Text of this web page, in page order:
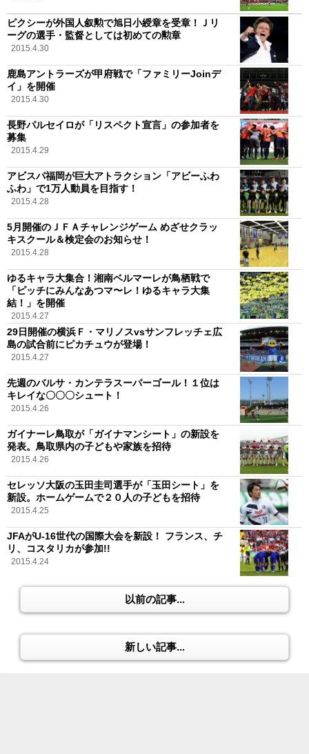
ピクシーが外国人叙勲で旭日小綬章を受章！Ｊリ
ーグの選手・監督としては初めての勲章
2015.4.30
鹿島アントラーズが甲府戦で「ファミリーJoinデ
イ」を開催
2015.4.30
長野パルセイロが「リスペクト宣言」の参加者を
募集
2015.4.29
アビスパ福岡が巨大アトラクション「アビーふわ
ふわ」で1万人動員を目指す！
2015.4.28
5月開催のＪＦＡチャレンジゲーム めざせクラッ
キスクール＆検定会のお知らせ！
2015.4.28
ゆるキャラ大集合！湘南ベルマーレが鳥栖戦で
「ピッチにみんなあつマ〜レ！ゆるキャラ大集
結！」を開催
2015.4.27
29日開催の横浜Ｆ・マリノスvsサンフレッチェ広
島の試合前にピカチュウが登場！
2015.4.27
先週のバルサ・カンテラスーパーゴール！１位は
キレイな〇〇〇シュート！
2015.4.26
ガイナーレ鳥取が「ガイナマンシート」の新設を
発表。鳥取県内の子どもや家族を招待
2015.4.26
セレッソ大阪の玉田圭司選手が「玉田シート」を
新設。ホームゲームで２０人の子どもを招待
2015.4.25
JFAがU-16世代の国際大会を新設！ フランス、チ
リ、コスタリカが参加!!
2015.4.24
以前の記事...
新しい記事...